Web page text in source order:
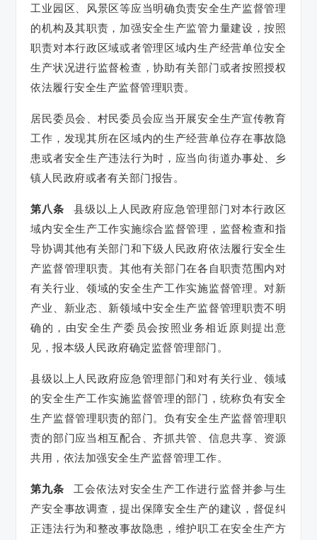
工业园区、风景区等应当明确负责安全生产监督管理
的机构及其职责，加强安全生产监管力量建设，按照
职责对本行政区域或者管理区域内生产经营单位安全
生产状况进行监督检查，协助有关部门或者按照授权
依法履行安全生产监督管理职责。
居民委员会、村民委员会应当开展安全生产宣传教育
工作，发现其所在区域内的生产经营单位存在事故隐
患或者安全生产违法行为时，应当向街道办事处、乡
镇人民政府或者有关部门报告。
第八条县级以上人民政府应急管理部门对本行政区
域内安全生产工作实施综合监督管理，监督检查和指
导协调其他有关部门和下级人民政府依法履行安全生
产监督管理职责。其他有关部门在各自职责范围内对
有关行业、领域的安全生产工作实施监督管理。对新
产业、新业态、新领域中安全生产监督管理职责不明
确的，由安全生产委员会按照业务相近原则提出意
见，报本级人民政府确定监督管理部门。
县级以上人民政府应急管理部门和对有关行业、领域
的安全生产工作实施监督管理的部门，统称负有安全
生产监督管理职责的部门。负有安全生产监督管理职
责的部门应当相互配合、齐抓共管、信息共享、资源
共用，依法加强安全生产监督管理工作。
第九条 工会依法对安全生产工作进行监督并参与生
产安全事故调查，提出保障安全生产的建议，督促纠
正违法行为和整改事故隐患，维护职工在安全生产方